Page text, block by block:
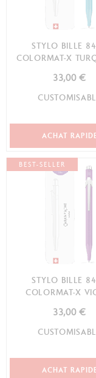
STYLO BILLE
COLORMAT-X
33,00 €
ACHAT
BEST-SELLER
STYLO BILLE
COLORMAT-X
33,00 €
ACHAT